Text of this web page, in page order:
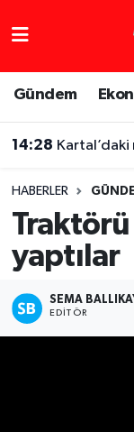
Gündem
14:28 Kartal’daki metruk
HABERLER
Traktörü
yaptılar
SEMA
EDITÖR
Ekonomi
Gündem
Son Dakika
Haber